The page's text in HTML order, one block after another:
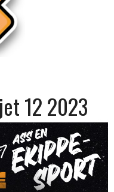
12 2023